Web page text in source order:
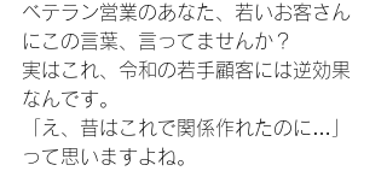
ベテラン営業のあなた、若いお客さん
にこの言葉、言ってませんか？
実はこれ、令和の若手顧客には逆効果
なんです。
「え、昔はこれで関係作れたのに…」
って思いますよね。